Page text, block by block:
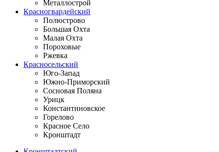
Металлострой
Красногвардейский
Полюстрово
Большая Охта
Малая Охта
Пороховые
Ржевка
Красносельский
Юго-Запад
Южно-Приморский
Сосновая Поляна
Урицк
Константиновское
Горелово
Красное Село
Кронштадт